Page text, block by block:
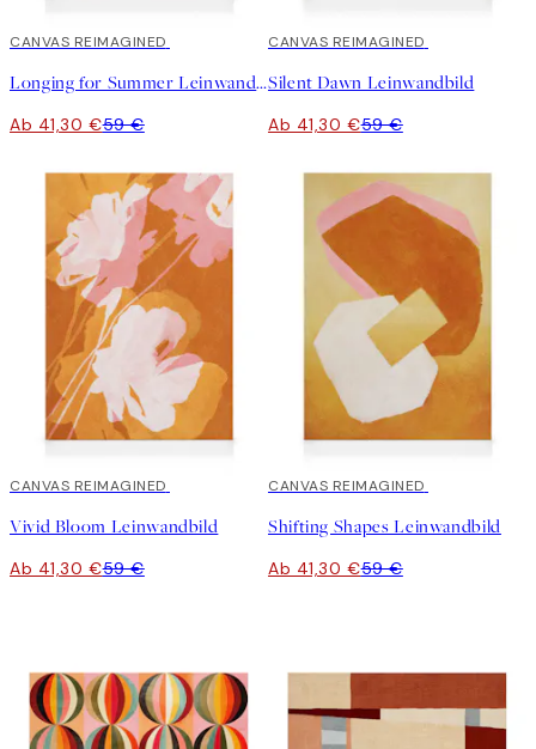
30%*
CANVAS REIMAGINED
Longing for Summer Leinwandbild
Ab 41,30 €59 €
30%*
CANVAS REIMAGINED
Silent Dawn Leinwandbild
Ab 41,30 €59 €
30%*
CANVAS REIMAGINED
Vivid Bloom Leinwandbild
Ab 41,30 €59 €
30%*
CANVAS REIMAGINED
Shifting Shapes Leinwandbild
Ab 41,30 €59 €